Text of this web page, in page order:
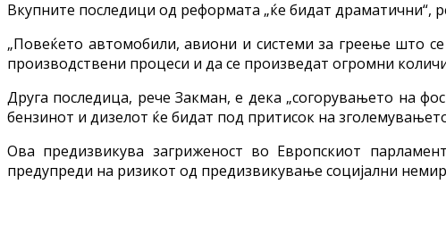
Вкупните последици од реформата „ќе бидат драматични“,
„Повеќето автомобили, авиони и системи за греење што
производствени процеси и да се произведат огромни
Друга последица, рече Закман, е дека „согорувањето на
бензинот и дизелот ќе бидат под притисок на
Ова предизвикува загриженост во Европскиот
предупреди на ризикот од предизвикување социјални